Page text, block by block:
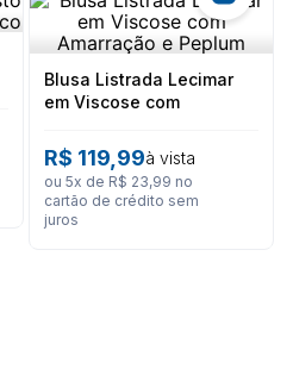
Blusa Listrada Lecimar
em Viscose com
R$ 119 99à vista
ou5x de R$ 23,99 no
cartão de crédito sem
juros